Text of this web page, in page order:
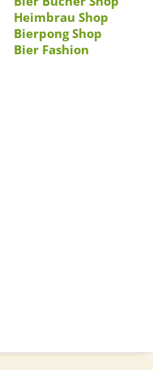
Heimbrau Shop
Bierpong Shop
Bier Fashion